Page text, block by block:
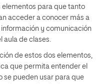
para que tanto
acceder a conocer más a
y comunicación
de clases.
de estos dos elementos,
que permita entender el
se pueden usar para que